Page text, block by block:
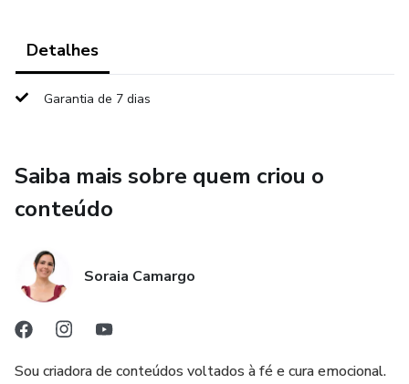
Detalhes
Garantia de 7 dias
Saiba mais sobre quem criou o
conteúdo
Soraia Camargo
Sou criadora de conteúdos voltados à fé e cura emocional.